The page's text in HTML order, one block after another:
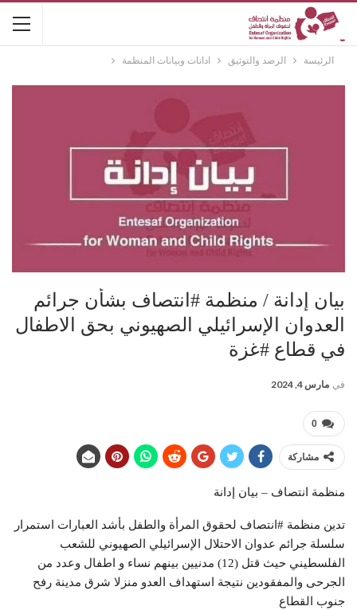
الرئيسة الرصد والتوثيق ادانات وبيانات المنظمة
بيان إدانة / منظمة #انتصاف بشأن جرائم
العدوان الإسرائيلي الصهيوني بحق الاطفال
في قطاع #غزة
في مارس 4, 2024
0
مشاركة
منظمة انتصاف – بيان إدانة
تدين منظمة #انتصاف لحقوق المرأة والطفل بأشد العبارات استمرار
سلسلة جرائم عدوان الاحتلال الإسرائيلي الصهيوني للشعب
الفلسطيني حيث قتل (12) مدنيين بينهم نساء و اطفال وعدد من
الجرحى والمفقودين نتيجة استهداف العدو منزلا شرق مدينة رفح
جنوب القطاع